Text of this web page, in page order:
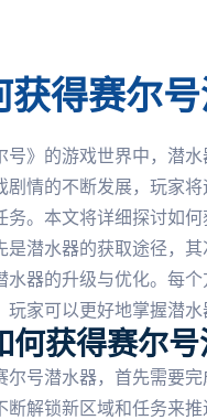
获得赛尔
号》的游戏世界中，潜
剧情的不断发展，玩家
务。本文将详细探讨如
是潜水器的获取途径，
水器的升级与优化。每
玩家可以更好地掌握潜
何获得赛尔
尔号潜水器，首先需要
断解锁新区域和任务来